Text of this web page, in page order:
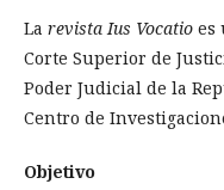
La revista Ius Vocatio es
Corte Superior de
Poder Judicial de la
Centro de
Objetivo